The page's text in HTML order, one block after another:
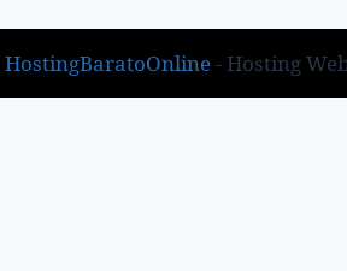
HostingBaratoOnline- Hosting